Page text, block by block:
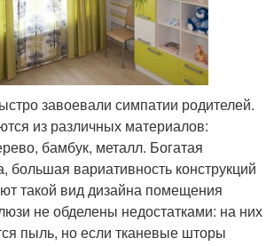
завоевали симпатии родителей.
из различных материалов:
бамбук, металл. Богатая
большая вариативность конструкций
такой вид дизайна помещения
не обделены недостатками: на них
пыль, но если тканевые шторы